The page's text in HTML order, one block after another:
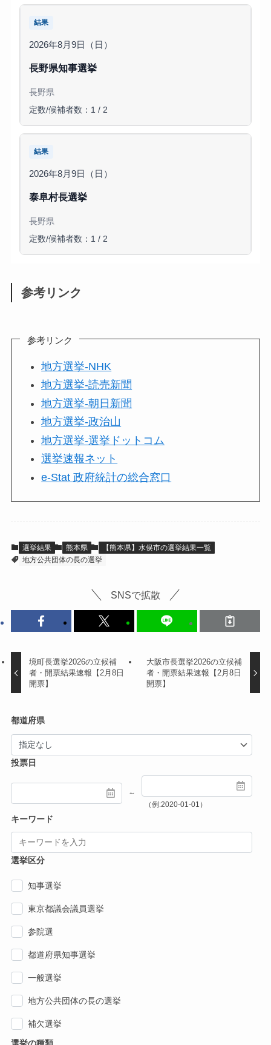
結果
2026年8月9日（日）
長野県知事選挙
長野県
定数/候補者数：1 / 2
結果
2026年8月9日（日）
泰阜村長選挙
長野県
定数/候補者数：1 / 2
参考リンク
参考リンク
地方選挙-NHK
地方選挙-読売新聞
地方選挙-朝日新聞
地方選挙-政治山
地方選挙-選挙ドットコム
選挙速報ネット
e-Stat 政府統計の総合窓口
選挙結果 熊本県
【熊本県】水俣市の選挙結果一覧
地方公共団体の長の選挙
SNSで拡散
境町長選挙2026の立候補
者・開票結果速報【2月8日
開票】
大阪市長選挙2026の立候補
者・開票結果速報【2月8日
開票】
都道府県
投票日
～
（例:2020-01-01）
キーワード
選挙区分
知事選挙
東京都議会議員選挙
参院選
都道府県知事選挙
一般選挙
地方公共団体の長の選挙
補欠選挙
選挙の種類